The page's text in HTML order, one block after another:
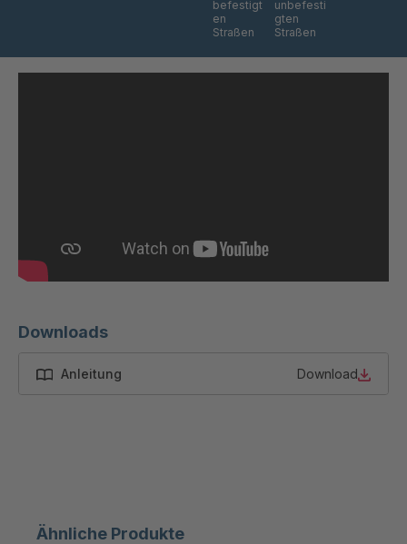
befestigt
en
Straßen
unbefesti
gten
Straßen
Downloads
Anleitung Download
Ähnliche Produkte